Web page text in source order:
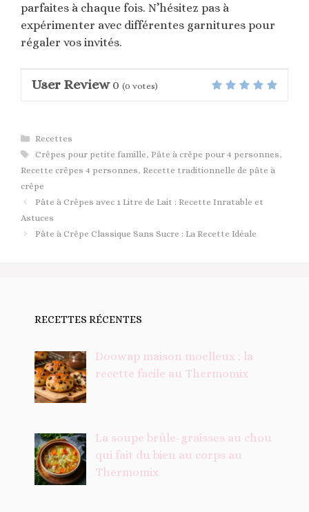
parfaites à chaque fois. N’hésitez pas à
expérimenter avec différentes garnitures pour
régaler vos invités.
User Review 0 (0 votes)
Catégories
Recettes
Étiquettes
Crêpes pour petite famille, Pâte à crêpe pour 4 personnes,
Recette crêpes 4 personnes, Recette traditionnelle de pâte à
crêpe
Pâte à Crêpes avec 1 Litre de Lait : Recette Inratable et
Astuces
Pâte à Crêpe Classique Sans Sucre : La Recette Idéale
RECETTES RÉCENTES
Doowap maison moelleux : la
recette facile au Thermomix
La soupe brûle-graisses au chou
qui fait du bien au corps au
Thermomix